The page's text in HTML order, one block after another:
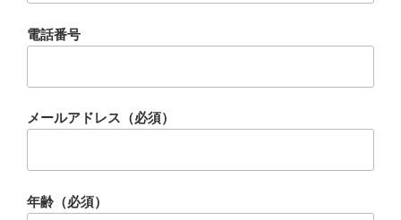
電話番号
メールアドレス（必須）
年齢（必須）